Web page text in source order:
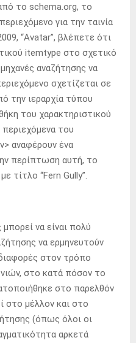
το schema.org, το
για την ταινία
“Avatar”, βλέπετε ότι
itemtype στο σχετικό
αναζήτησης να
σχετίζεται σε
την ιεραρχία τύπου
του χαρακτηριστικού
του
αναφέρουν ένα
περίπτωση αυτή, το
τίτλο “Fern Gully”.
μπορεί να είναι πολύ
να ερμηνευτούν
στον τρόπο
στο κατά πόσον το
στο παρελθόν
στο μέλλον και στο
(όπως όλοι οι
αρκετά